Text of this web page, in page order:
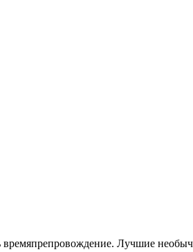
времяпрепровождение. Лучшие